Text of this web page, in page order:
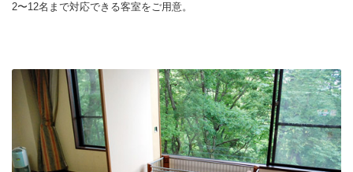
2〜12名まで対応できる客室をご用意。